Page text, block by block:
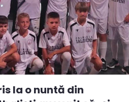
la o nuntă din